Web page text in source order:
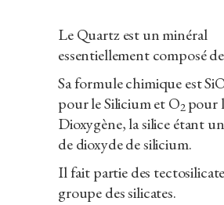
Le Quartz est un minéral
essentiellement composé
Sa formule chimique est
pour le Silicium et O2 pour
Dioxygène, la silice étant
de dioxyde de silicium.
Il fait partie des
groupe des silicates.